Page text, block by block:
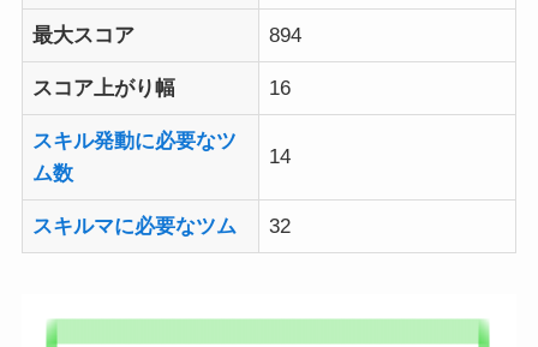
最大スコア 894
スコア上がり幅 16
スキル発動に必要なツ
ム数
14
スキルマに必要なツム 32